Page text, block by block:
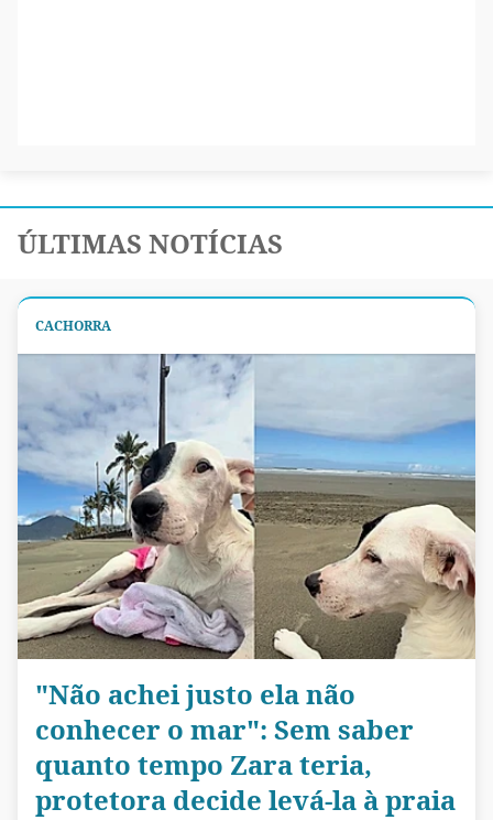
ÚLTIMAS NOTÍCIAS
CACHORRA
"Não achei justo ela não
conhecer o mar": Sem saber
quanto tempo Zara teria,
protetora decide levá-la à praia